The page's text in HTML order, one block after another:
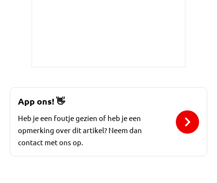
App ons!👋
Heb je een foutje gezien of heb je een
opmerking over dit artikel? Neem dan
contact met ons op.